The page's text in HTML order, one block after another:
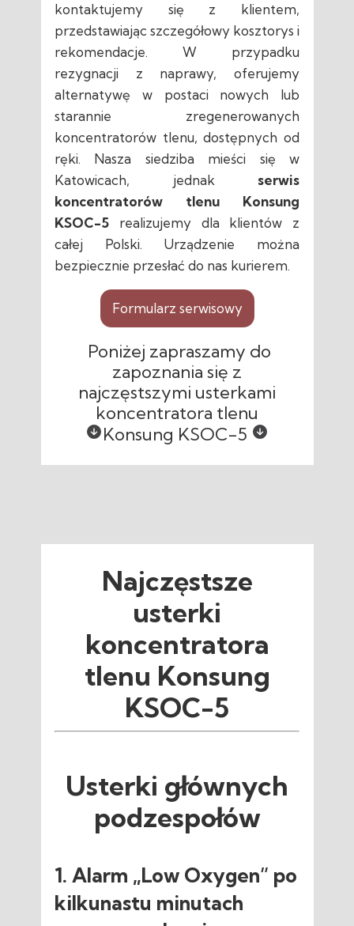
Poniżej zapraszamy do
zapoznania się z
najczęstszymi usterkami
koncentratora tlenu
Konsung KSOC-5
kontaktujemy się z klientem,
przedstawiając szczegółowy kosztorys i
rekomendacje. W przypadku
rezygnacji z naprawy, oferujemy
alternatywę w postaci nowych lub
starannie zregenerowanych
koncentratorów tlenu, dostępnych od
ręki. Nasza siedziba mieści się w
Katowicach, jednak serwis
koncentratorów tlenu Konsung
KSOC-5 realizujemy dla klientów z
całej Polski. Urządzenie można
bezpiecznie przesłać do nas kurierem.
Formularz serwisowy
Najczęstsze
usterki
koncentratora
tlenu Konsung
KSOC-5
Usterki głównych
podzespołów
1. Alarm „Low Oxygen” po
kilkunastu minutach